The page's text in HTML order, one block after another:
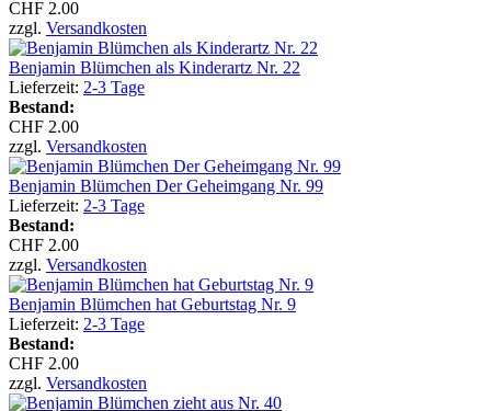
CHF 2.00
zzgl. Versandkosten
Benjamin Blümchen als Kinderartz Nr. 22
Lieferzeit: 2-3 Tage
Bestand:
CHF 2.00
zzgl. Versandkosten
Benjamin Blümchen Der Geheimgang Nr. 99
Lieferzeit: 2-3 Tage
Bestand:
CHF 2.00
zzgl. Versandkosten
Benjamin Blümchen hat Geburtstag Nr. 9
Lieferzeit: 2-3 Tage
Bestand:
CHF 2.00
zzgl. Versandkosten